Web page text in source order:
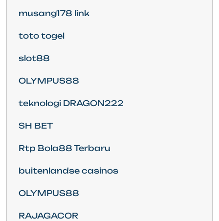
musang178 link
toto togel
slot88
OLYMPUS88
teknologi DRAGON222
SH BET
Rtp Bola88 Terbaru
buitenlandse casinos
OLYMPUS88
RAJAGACOR